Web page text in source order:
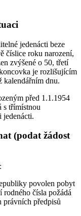
jedenácti beze
číslice roku narození,
zvýšené o 50, třetí
je rozlišujícím
kalendářním dnu.
před 1.1.1954
s třímístnou
jedenácti.
(podat žádost
povolen pobyt
rodného čísla požádá
právních předpisů